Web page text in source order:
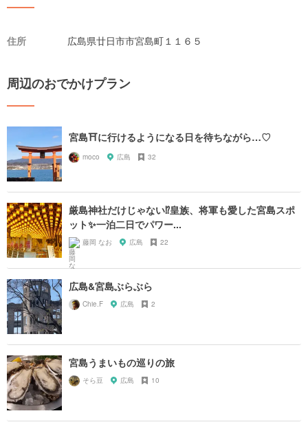
住所 広島県廿日市市宮島町１１６５
周辺のおでかけプラン
宮島⛩に行けるようになる日を待ちながら…♡
moco 広島 32
厳島神社だけじゃない⁉️皇族、将軍も愛した宮島スポ
ット✨一泊二日でパワー...
藤岡 なお 広島 22
広島&宮島ぶらぶら
Chie.F 広島 2
宮島うまいもの巡りの旅
そら豆 広島 10